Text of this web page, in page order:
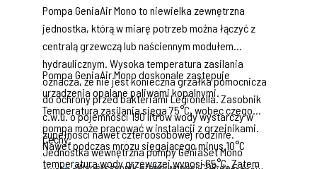
Pompa GeniaAir Mono to niewielka zewnętrzna
jednostka, którą w miarę potrzeb można łączyć z
centralą grzewczą lub naściennym modułem
hydraulicznym. Wysoka temperatura zasilania
oznacza, że nie jest konieczna grzałka pomocnicza
do ochrony przed bakteriami Legionella. Zasobnik
c.w.u. o pojemności 190 litrów wody wystarczy w
zupełności nawet czteroosobowej rodzinie.
Jednostka wewnętrzna pompy GeniaSet Mono
Pompa GeniaAir Mono doskonale zastępuje
urządzenia opalane paliwami kopalnymi.
Temperatura zasilania sięga 75°C, wobec czego
pompa może pracować w instalacji z grzejnikami.
Nawet podczas mrozu sięgającego minus 10°C
temperatura wody grzewczej wynosi 65°C. Zatem
Cechy: